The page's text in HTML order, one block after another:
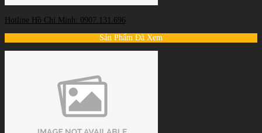
Hotline Hồ Chí Minh: 0907.131.696
Sản Phẩm Đã Xem